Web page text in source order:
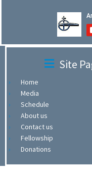
Home
Media
Schedule
About us
Contact us
Fellowship
Donations